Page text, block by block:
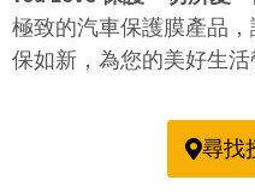
極致的汽車保護膜產品
保如新，為您的美好生活
尋找